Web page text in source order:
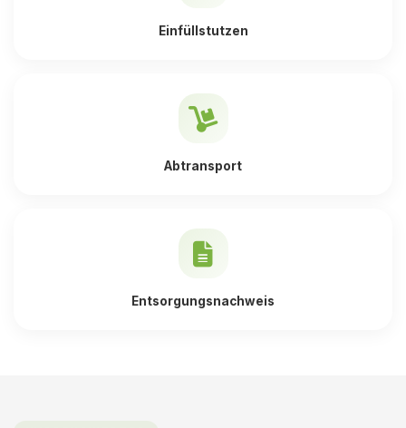
Einfüllstutzen
Abtransport
Entsorgungsnachweis